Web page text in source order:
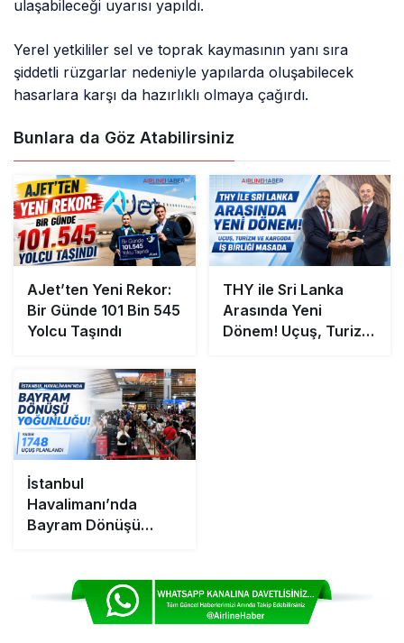
ulaşabileceği uyarısı yapıldı.
Yerel yetkililer sel ve toprak kaymasının yanı sıra
şiddetli rüzgarlar nedeniyle yapılarda oluşabilecek
hasarlara karşı da hazırlıklı olmaya çağırdı.
Bunlara da Göz Atabilirsiniz
AJet’ten Yeni Rekor:
Bir Günde 101 Bin 545
Yolcu Taşındı
THY ile Sri Lanka
Arasında Yeni
Dönem! Uçuş, Turizm
İstanbul
Havalimanı’nda
Bayram Dönüşü